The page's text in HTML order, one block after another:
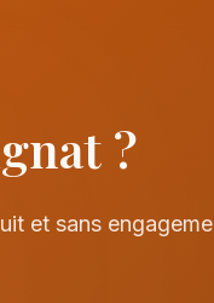
?
et sans